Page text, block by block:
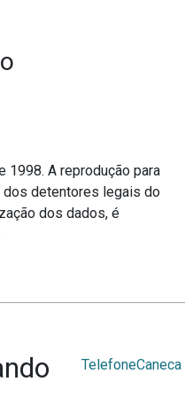
1998. A reprodução para
detentores legais do
dos dados, é
TelefoneCaneca